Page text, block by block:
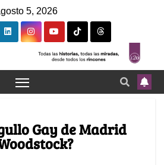
5, 2026
Gay de Madrid